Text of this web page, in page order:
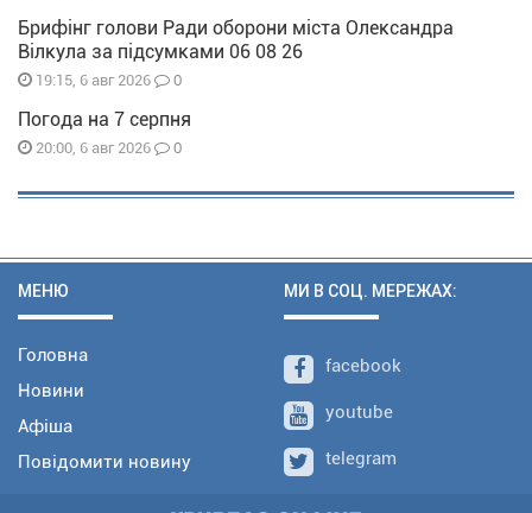
Брифінг голови Ради оборони міста Олександра
Вілкула за підсумками 06 08 26
19:15, 6 авг 2026 0
Погода на 7 серпня
20:00, 6 авг 2026 0
МЕНЮ
Головна
Новини
Афіша
Повідомити новину
МИ В СОЦ. МЕРЕЖАХ:
facebook
youtube
telegram